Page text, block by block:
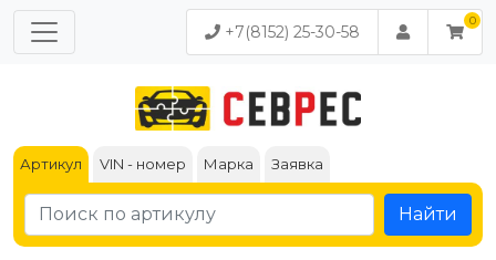
+7(8152) 25-30-58
Артикул VIN - номер Марка Заявка
Найти